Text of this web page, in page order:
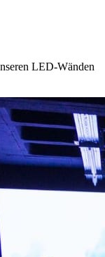
LED-Wänden